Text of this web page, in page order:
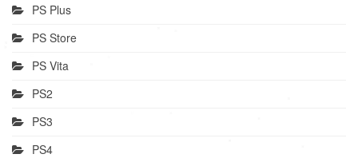
PS Plus
PS Store
PS Vita
PS2
PS3
PS4